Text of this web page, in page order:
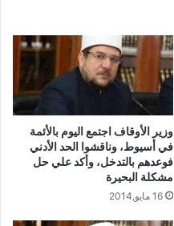
وزير الأوقاف اجتمع اليوم بالأئمة
في أسيوط، وناقشوا الحد الأدني
فوعدهم بالتدخل، وأكد علي حل
مشكلة البحيرة
16 مايو,2014